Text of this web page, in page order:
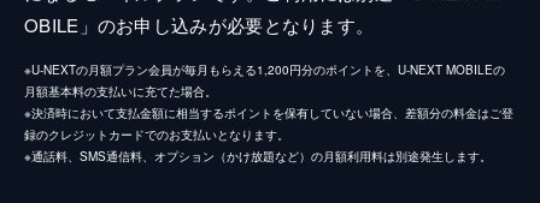
OBILE」のお申し込みが必要となります。
※U-NEXTの月額プラン会員が毎月もらえる1,200円分のポイントを、U-NEXT MOBILEの
月額基本料の支払いに充てた場合。
※決済時において支払金額に相当するポイントを保有していない場合、差額分の料金はご登
録のクレジットカードでのお支払いとなります。
※通話料、SMS通信料、オプション（かけ放題など）の月額利用料は別途発生します。